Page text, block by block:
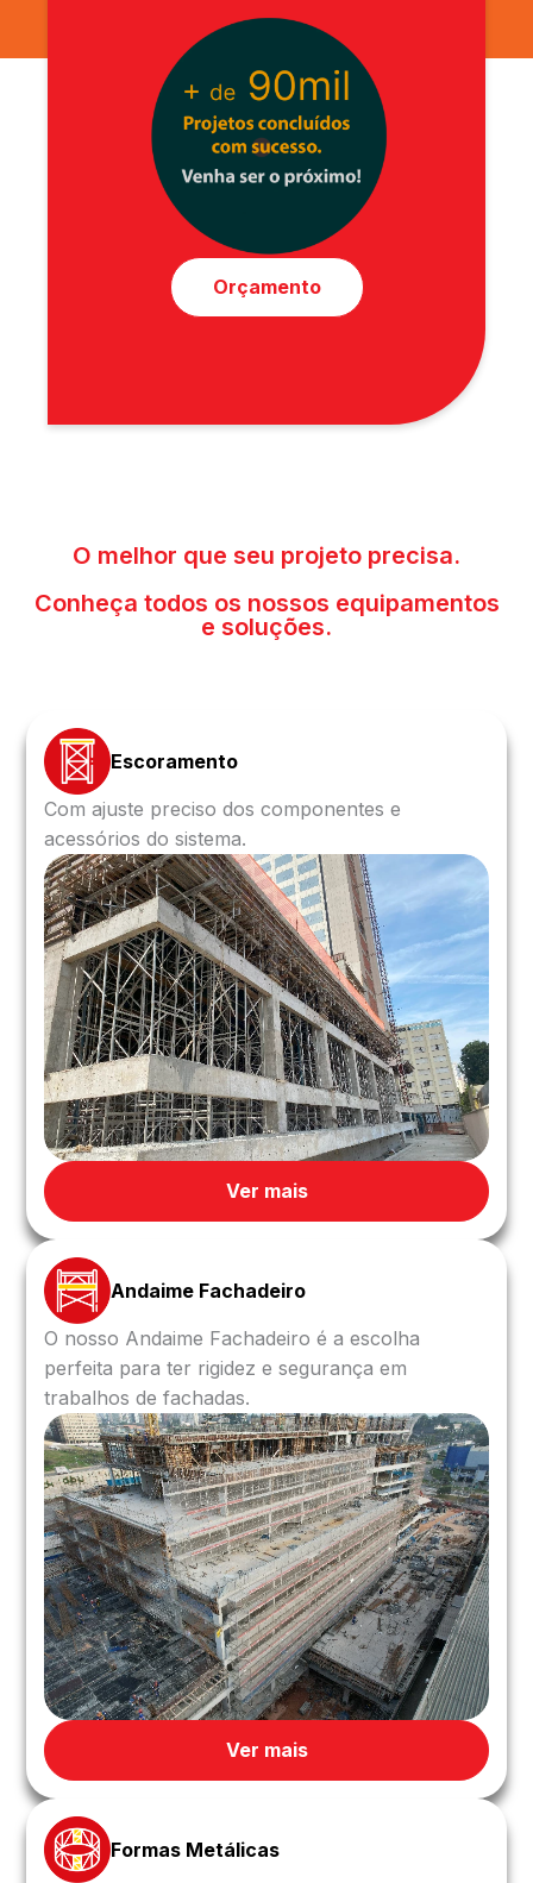
Orçamento
O melhor que seu projeto precisa.
Conheça todos os nossos equipamentos
e soluções.
Escoramento
Com ajuste preciso dos componentes e
acessórios do sistema.
Ver mais
Andaime Fachadeiro
O nosso Andaime Fachadeiro é a escolha
perfeita para ter rigidez e segurança em
trabalhos de fachadas.
Ver mais
Formas Metálicas